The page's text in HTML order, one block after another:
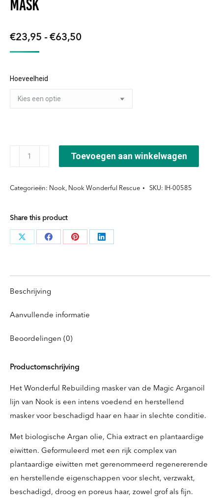
Mask
€23,95 - €63,50Prijsklasse:
Hoeveelheid
Mask
Toevoegen aan winkelwagen
Categorieën: Nook, Nook Wonderful Rescue SKU: IH-00585
Share this product
Deel
Deel
Deel
Deel
Beschrijving
Aanvullende informatie
Beoordelingen (0)
Productomschrijving
Het Wonderful Rebuilding masker van de Magic Arganoil
lijn van Nook is een intens voedend en herstellend
masker voor beschadigd haar en haar in slechte conditie.
Met biologische Argan olie, Chia extract en plantaardige
eiwitten. Geformuleerd met een rijk complex van
plantaardige eiwitten met gerenommeerd regenererende
en herstellende eigenschappen voor slecht, verzwakt,
beschadigd, droog en poreus haar, zowel grof als fijn.